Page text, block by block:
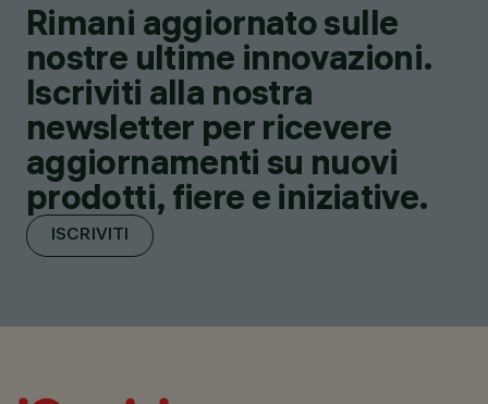
Rimani aggiornato sulle
nostre ultime innovazioni.
Iscriviti alla nostra
newsletter per ricevere
aggiornamenti su nuovi
prodotti, fiere e iniziative.
ISCRIVITI